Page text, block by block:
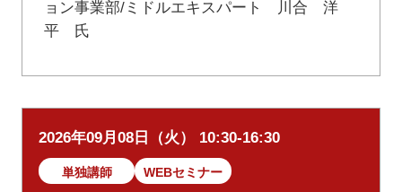
ョン事業部/ミドルエキスパート 川合 洋
平 氏
2026年09月08日（火） 10:30-16:30
単独講師 WEBセミナー